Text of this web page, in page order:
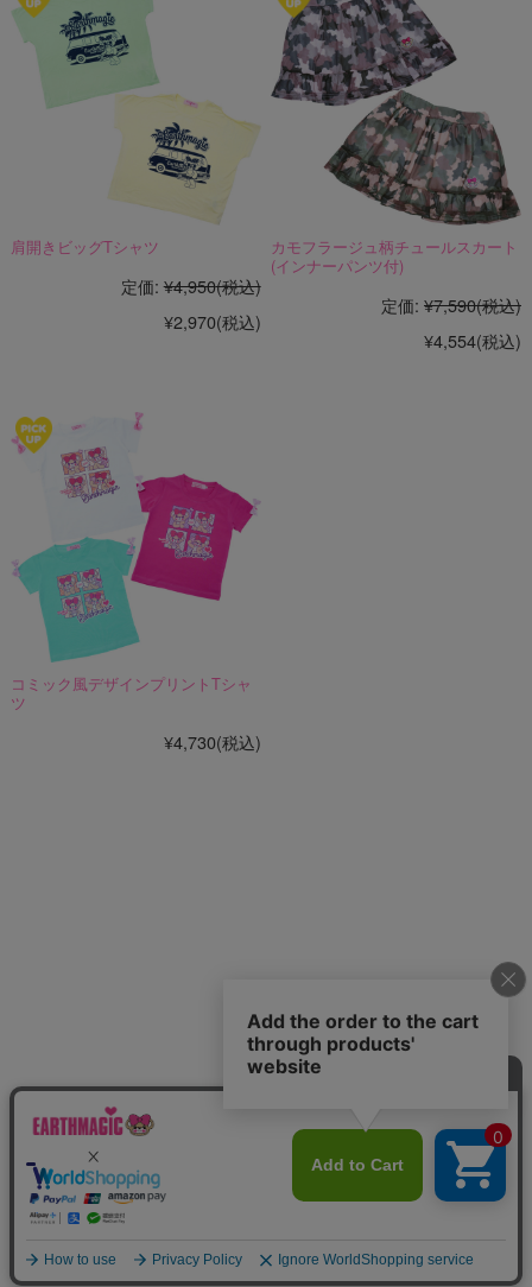
肩開きビッグTシャツ
定価: ¥4,950(税込)
¥2,970(税込)
カモフラージュ柄チュールスカート
(インナーパンツ付)
定価: ¥7,590(税込)
¥4,554(税込)
コミック風デザインプリントTシャ
ツ
¥4,730(税込)
Home Item Cart MyPage Mail